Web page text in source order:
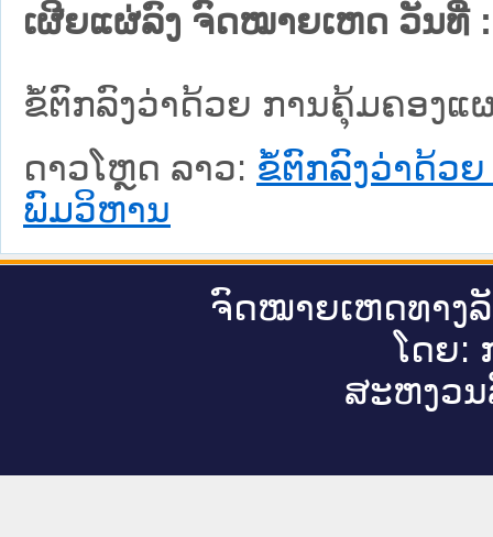
ເຜີຍແຜ່ລົງ ຈົດໝາຍເຫດ ວັນທີ່ :
ຂໍ້ຕົກລົງວ່າດ້ວຍ ການຄຸ້ມຄອງແ
ດາວໂຫຼດ ລາວ: ຂໍ້ຕົກລົງວ່າດ້ວ
ພົມວິຫານ
ຈົດ​ໝາຍ​ເຫດ​ທາງ​
ໂດຍ:
ສະ​ຫງວນ​